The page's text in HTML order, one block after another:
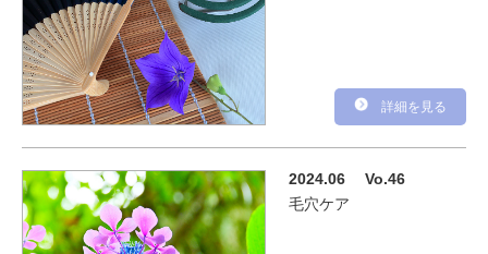
詳細を見る
2024.06 Vo.46
毛穴ケア